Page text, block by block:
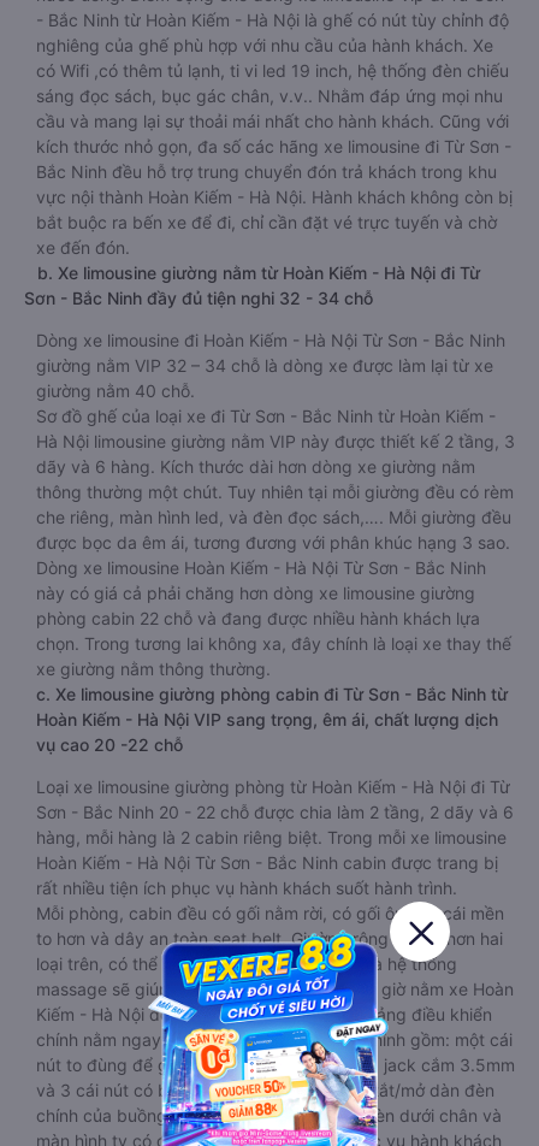
- Bắc Ninh từ Hoàn Kiếm - Hà Nội là ghế có nút tùy chỉnh độ
nghiêng của ghế phù hợp với nhu cầu của hành khách. Xe
có Wifi ,có thêm tủ lạnh, ti vi led 19 inch, hệ thống đèn chiếu
sáng đọc sách, bục gác chân, v.v.. Nhằm đáp ứng mọi nhu
cầu và mang lại sự thoải mái nhất cho hành khách. Cũng với
kích thước nhỏ gọn, đa số các hãng xe limousine đi Từ Sơn -
Bắc Ninh đều hỗ trợ trung chuyển đón trả khách trong khu
vực nội thành Hoàn Kiếm - Hà Nội. Hành khách không còn bị
bắt buộc ra bến xe để đi, chỉ cần đặt vé trực tuyến và chờ
xe đến đón.
b. Xe limousine giường nằm từ Hoàn Kiếm - Hà Nội đi Từ
Sơn - Bắc Ninh đầy đủ tiện nghi 32 - 34 chỗ
Dòng xe limousine đi Hoàn Kiếm - Hà Nội Từ Sơn - Bắc Ninh
giường nằm VIP 32 – 34 chỗ là dòng xe được làm lại từ xe
giường nằm 40 chỗ.
Sơ đồ ghế của loại xe đi Từ Sơn - Bắc Ninh từ Hoàn Kiếm -
Hà Nội limousine giường nằm VIP này được thiết kế 2 tầng, 3
dãy và 6 hàng. Kích thước dài hơn dòng xe giường nằm
thông thường một chút. Tuy nhiên tại mỗi giường đều có rèm
che riêng, màn hình led, và đèn đọc sách,…. Mỗi giường đều
được bọc da êm ái, tương đương với phân khúc hạng 3 sao.
Dòng xe limousine Hoàn Kiếm - Hà Nội Từ Sơn - Bắc Ninh
này có giá cả phải chăng hơn dòng xe limousine giường
phòng cabin 22 chỗ và đang được nhiều hành khách lựa
chọn. Trong tương lai không xa, đây chính là loại xe thay thế
xe giường nằm thông thường.
c. Xe limousine giường phòng cabin đi Từ Sơn - Bắc Ninh từ
Hoàn Kiếm - Hà Nội VIP sang trọng, êm ái, chất lượng dịch
vụ cao 20 -22 chỗ
Loại xe limousine giường phòng từ Hoàn Kiếm - Hà Nội đi Từ
Sơn - Bắc Ninh 20 - 22 chỗ được chia làm 2 tầng, 2 dãy và 6
hàng, mỗi hàng là 2 cabin riêng biệt. Trong mỗi xe limousine
Hoàn Kiếm - Hà Nội Từ Sơn - Bắc Ninh cabin được trang bị
rất nhiều tiện ích phục vụ hành khách suốt hành trình.
Mỗi phòng, cabin đều có gối nằm rời, có gối ôm, có cái mền
to hơn và dây an toàn seat belt. Giường rộng và dài hơn hai
loại trên, có thể lăn lộn thoải mái. Đặc biệt là hệ thống
massage sẽ giúp bạn thư giãn trong những giờ nằm xe Hoàn
Kiếm - Hà Nội đến Từ Sơn - Bắc Ninh dài. Bảng điều khiển
chính nằm ngay cạnh đầu để tiện tay tuỳ chỉnh gồm: một cái
nút to đùng để gọi tiếp viên, 2 cổng USB , 1 jack cắm 3.5mm
và 3 cái nút có biểu tượng nguồn dùng để tắt/mở dàn đèn
chính của buồng nằm chạy dọc trên đầu, đèn dưới chân và
màn hình tv có đầy đủ phim chuẩn HD phục vụ hành khách